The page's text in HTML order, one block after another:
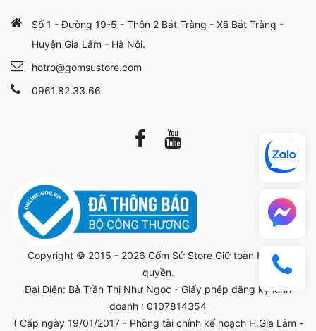
Số 1 - Đường 19-5 - Thôn 2 Bát Tràng - Xã Bát Tràng -
Huyện Gia Lâm - Hà Nội.
hotro@gomsustore.com
0961.82.33.66
Copyright © 2015 - 2026 Gốm Sứ StoreGiữ toàn bộ bản
quyền.
Đại Diện: Bà Trần Thị Như Ngọc - Giấy phép đăng ký kinh
doanh : 0107814354
( Cấp ngày 19/01/2017 - Phòng tài chính kế hoạch H.Gia Lâm -